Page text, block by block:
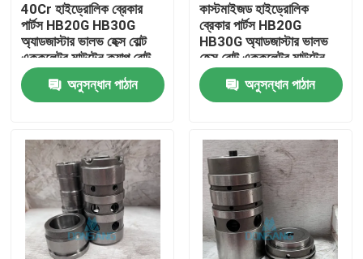
বাড়ি
পণ্য
VR প্রদর্শন
40Cr হাইড্রোলিক ব্রেকার
পার্টস HB20G HB30G
অ্যাডজাস্টার ভালভ হেক্স বোল্ট
এককুলেটর মাউন্টেন ক্যাপ বোল্ট
অনুসন্ধান পাঠান
কাস্টমাইজড হাইড্রোলিক
ব্রেকার পার্টস HB20G
HB30G অ্যাডজাস্টার ভালভ
হেক্স বোল্ট এককুলেটর মাউন্টেন
ক্যাপ বোল্ট
অনুসন্ধান পাঠান